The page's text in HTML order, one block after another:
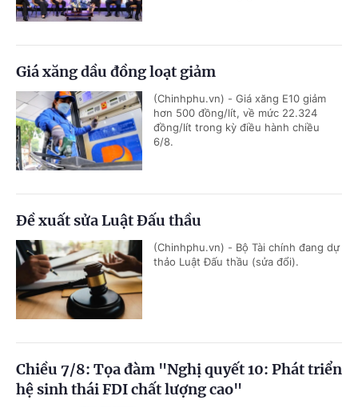
Giá xăng dầu đồng loạt giảm
(Chinhphu.vn) - Giá xăng E10 giảm
hơn 500 đồng/lít, về mức 22.324
đồng/lít trong kỳ điều hành chiều
6/8.
Đề xuất sửa Luật Đấu thầu
(Chinhphu.vn) - Bộ Tài chính đang dự
thảo Luật Đấu thầu (sửa đổi).
Chiều 7/8: Tọa đàm "Nghị quyết 10: Phát triển
hệ sinh thái FDI chất lượng cao"